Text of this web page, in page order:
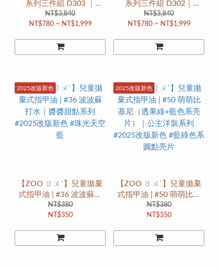
系列三件組 D303 ｜
【ZOO ㄖㄨˋ】拋棄式兒
童指甲油 #聖誕禮物 #生日
新大禮盒
NT$3,840
NT$780 ~ NT$1,999
系列三件組 D302｜
【ZOO ㄖㄨˋ】拋棄式兒
童指甲油 #聖誕禮物 #生日
新大禮盒
NT$3,840
NT$780 ~ NT$1,999
2025改版新色
【ZOO ㄖㄨˋ】兒童拋棄
式指甲油 | #36 波波蘇打
水｜醬醬甜點系列 #2025
改版新色 #珠光天空藍
NT$380
NT$350
2025改版新色
【ZOO ㄖㄨˋ】兒童拋棄
式指甲油 | #50 萌萌比基
尼（透果綠+藍色系亮片）
｜公主洋裝系列 #2025改
片
NT$380
NT$350